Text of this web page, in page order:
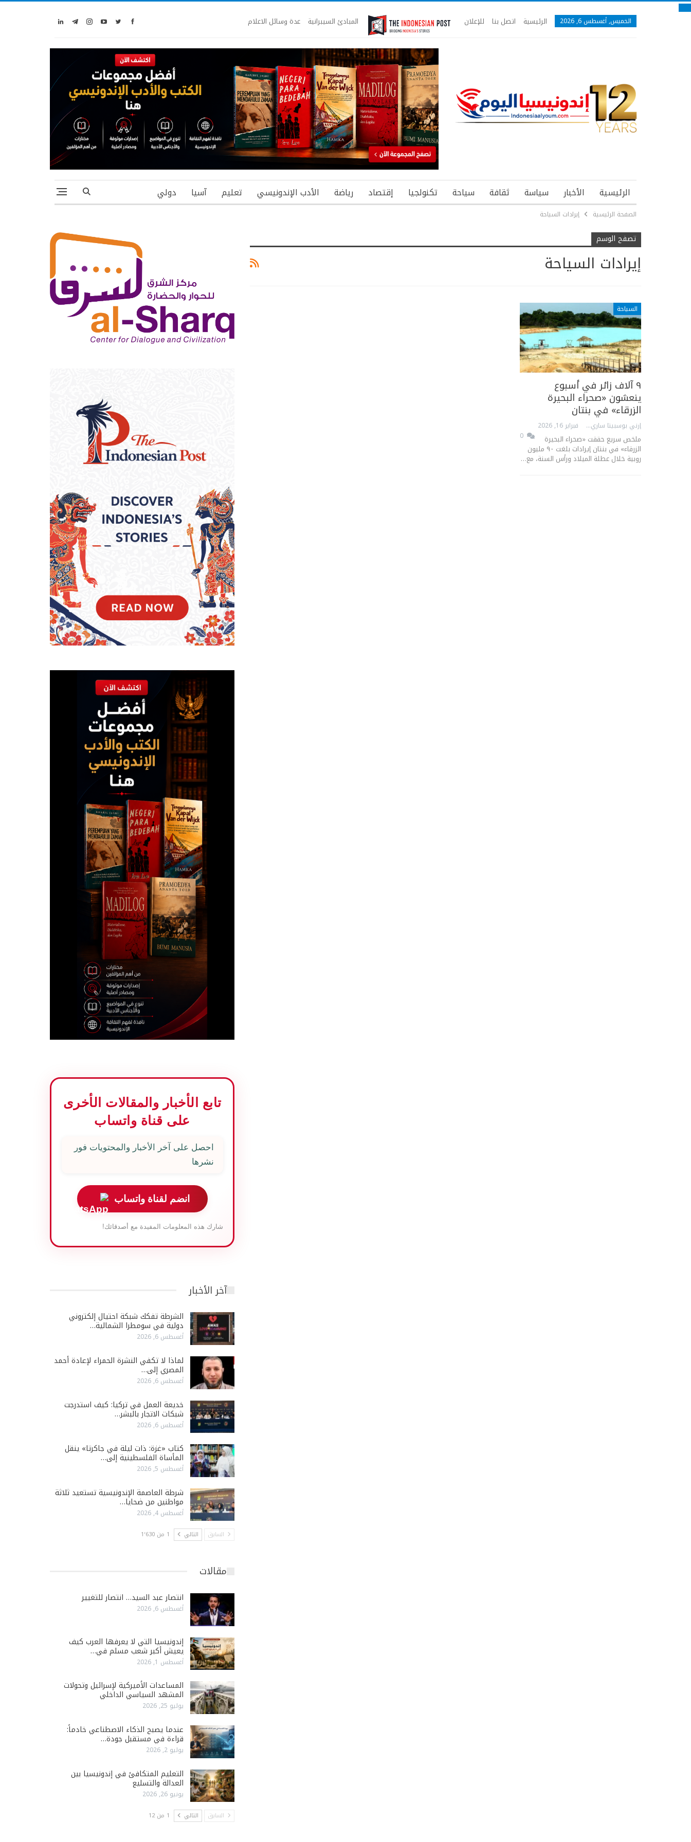
الخميس, أغسطس 6, 2026 الرئيسية اتصل بنا للإعلان المبادئ السيبرانية عدة وسائل الاعلام
الرئيسية الأخبار سياسة ثقافة سياحة تكنولجيا إقتصاد رياضة الأدب الإندونيسي تعليم آسيا دولي
الصفحة الرئيسية إيرادات السياحة
تصفح الوسم
إيرادات السياحة
السياحة
٩ آلاف زائر في أسبوع
ينعشون «صحراء البحيرة
الزرقاء» في بنتان
إرني بوسبيتا ساري
فبراير 16, 2026
ملخص سريع حققت «صحراء البحيرة
الزرقاء» في بنتان إيرادات بلغت ٩٠ مليون
روبية خلال عطلة الميلاد ورأس السنة، مع…
تابع الأخبار والمقالات الأخرى
على قناة واتساب
احصل على آخر الأخبار والمحتويات فور
نشرها
انضم لقناة واتساب
شارك هذه المعلومات المفيدة مع أصدقائك!
آخر الأخبار
الشرطة تفكك شبكة احتيال إلكتروني
دولية في سومطرا الشمالية…
أغسطس 6, 2026
لماذا لا تكفي النشرة الحمراء لإعادة أحمد
المصري إلى…
أغسطس 6, 2026
خديعة العمل في تركيا: كيف استدرجت
شبكات الاتجار بالبشر…
أغسطس 6, 2026
كتاب «غزة: ذات ليلة في جاكرتا» ينقل
المأساة الفلسطينية إلى…
أغسطس 5, 2026
شرطة العاصمة الإندونيسية تستعيد ثلاثة
مواطنين من ضحايا…
أغسطس 4, 2026
السابق التالي 1 من 1٬630
مقالات
انتصار عبد السيد… انتصار للتغيير
أغسطس 6, 2026
إندونيسيا التي لا يعرفها العرب كيف
يعيش أكبر شعب مسلم في…
أغسطس 1, 2026
المساعدات الأميركية لإسرائيل وتحولات
المشهد السياسي الداخلي
يوليو 25, 2026
عندما يصبح الذكاء الاصطناعي خادماً:
قراءة في مستقبل جودة…
يوليو 2, 2026
التعليم المتكافئ في إندونيسيا بين
العدالة والتسليع
يونيو 26, 2026
السابق التالي 1 من 12